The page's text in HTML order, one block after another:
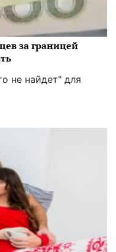
за границей
не найдет" для